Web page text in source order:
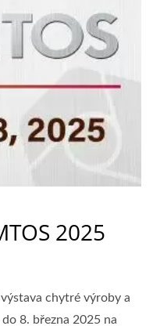
2025
chytré výroby a
8. března 2025 na